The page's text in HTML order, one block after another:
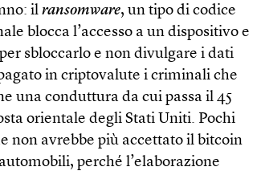
ilransomware, un tipo di codice
blocca l’accesso a un dispositivo e
sbloccarlo e non divulgare i dati
in criptovalute i criminali che
una conduttura da cui passa il 45
orientale degli Stati Uniti. Pochi
non avrebbe più accettato il bitcoin
perché l’elaborazione